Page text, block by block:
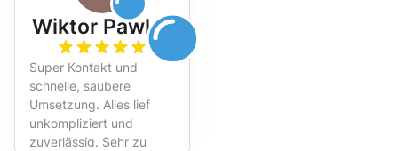
Wiktor Pawlak
Super Kontakt und
schnelle, saubere
Umsetzung. Alles lief
unkompliziert und
zuverlässig. Sehr zu